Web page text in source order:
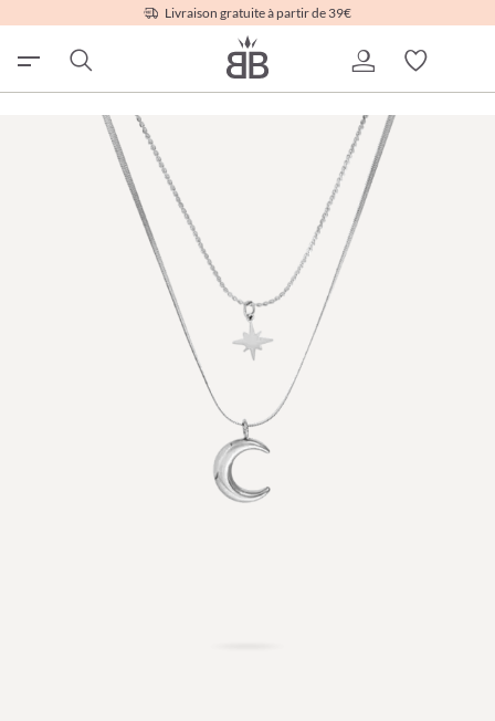
Livraison gratuite à partir de 39€